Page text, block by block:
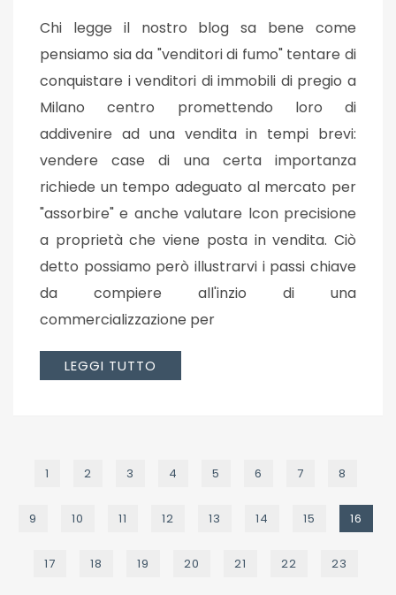
Chi legge il nostro blog sa bene come
pensiamo sia da "venditori di fumo" tentare di
conquistare i venditori di immobili di pregio a
Milano centro promettendo loro di
addivenire ad una vendita in tempi brevi:
vendere case di una certa importanza
richiede un tempo adeguato al mercato per
"assorbire" e anche valutare lcon precisione
a proprietà che viene posta in vendita. Ciò
detto possiamo però illustrarvi i passi chiave
da compiere all'inzio di una
commercializzazione per
LEGGI TUTTO
1 2 3 4 5 6 7 8
9 10 11 12 13 14 15 16
17 18 19 20 21 22 23